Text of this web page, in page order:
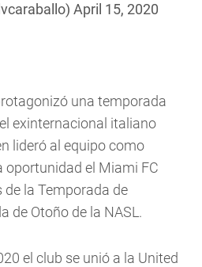
April 15, 2020
una temporada
exinternacional italiano
lideró al equipo como
oportunidad el Miami FC
la Temporada de
de Otoño de la NASL.
el club se unió a la United